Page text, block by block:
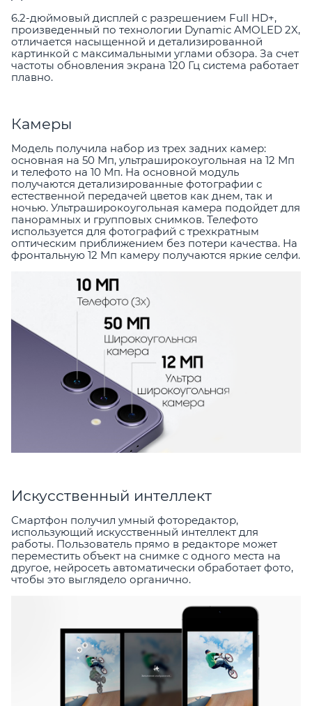
6.2-дюймовый дисплей с разрешением Full HD+,
произведенный по технологии Dynamic AMOLED 2X,
отличается насыщенной и детализированной
картинкой с максимальными углами обзора. За счет
частоты обновления экрана 120 Гц система работает
плавно.
Камеры
Модель получила набор из трех задних камер:
основная на 50 Мп, ультраширокоугольная на 12 Мп
и телефото на 10 Мп. На основной модуль
получаются детализированные фотографии с
естественной передачей цветов как днем, так и
ночью. Ультраширокоугольная камера подойдет для
панорамных и групповых снимков. Телефото
используется для фотографий с трехкратным
оптическим приближением без потери качества. На
фронтальную 12 Мп камеру получаются яркие селфи.
Искусственный интеллект
Смартфон получил умный фоторедактор,
использующий искусственный интеллект для
работы. Пользователь прямо в редакторе может
переместить объект на снимке с одного места на
другое, нейросеть автоматически обработает фото,
чтобы это выглядело органично.